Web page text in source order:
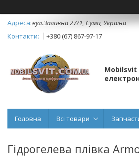
вул.Заливна 27/1, Суми, Україна
+380 (67) 867-97-17
Mobilsvit
Головна Всі товари
Гідрогелева плівка